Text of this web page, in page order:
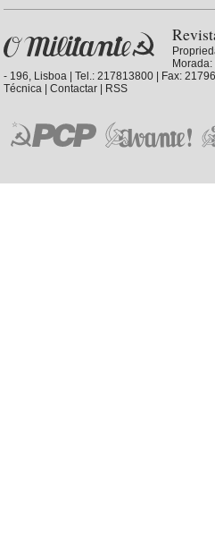
- 196, Lisboa | Tel.: 217813800 | Fax:
Técnica |Contactar RSS